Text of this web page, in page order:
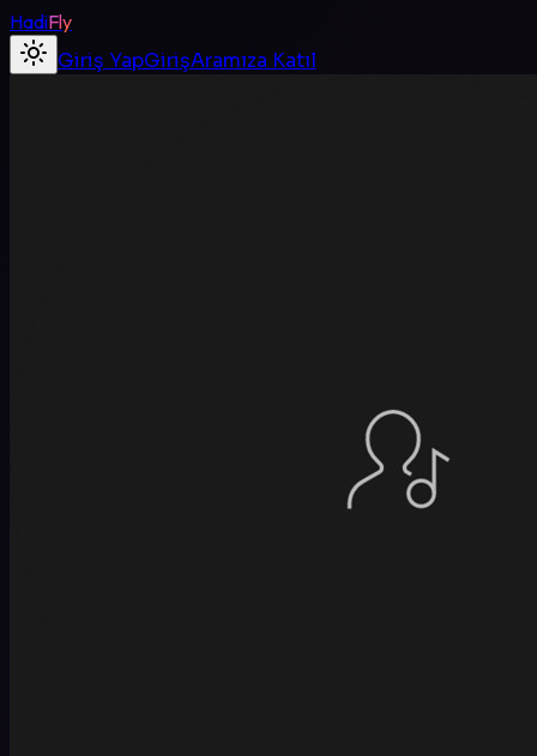
HadiFly
Giriş YapGirişAramıza Katıl